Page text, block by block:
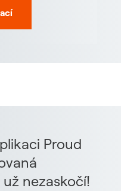
Proud
nezaskočí!